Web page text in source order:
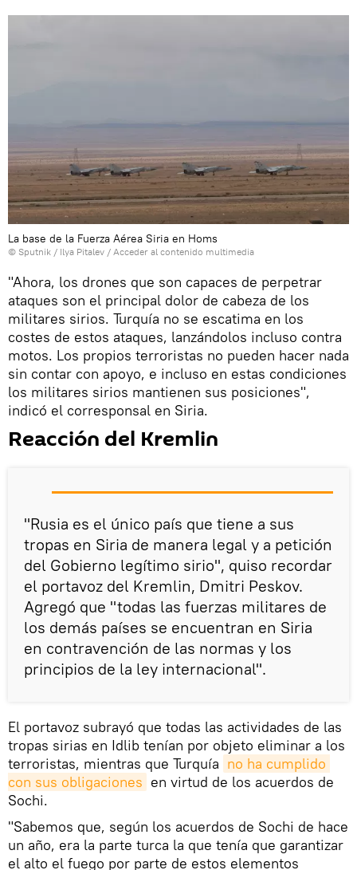
La base de la Fuerza Aérea Siria en Homs
© Sputnik / Ilya Pitalev / Acceder al contenido multimedia
"Ahora, los drones que son capaces de perpetrar
ataques son el principal dolor de cabeza de los
militares sirios. Turquía no se escatima en los
costes de estos ataques, lanzándolos incluso contra
motos. Los propios terroristas no pueden hacer nada
sin contar con apoyo, e incluso en estas condiciones
los militares sirios mantienen sus posiciones",
indicó el corresponsal en Siria.
Reacción del Kremlin
"Rusia es el único país que tiene a sus
tropas en Siria de manera legal y a petición
del Gobierno legítimo sirio", quiso recordar
el portavoz del Kremlin, Dmitri Peskov.
Agregó que "todas las fuerzas militares de
los demás países se encuentran en Siria
en contravención de las normas y los
principios de la ley internacional".
El portavoz subrayó que todas las actividades de las
tropas sirias en Idlib tenían por objeto eliminar a los
terroristas, mientras que Turquía no ha cumplido
con sus obligaciones en virtud de los acuerdos de
Sochi.
"Sabemos que, según los acuerdos de Sochi de hace
un año, era la parte turca la que tenía que garantizar
el alto el fuego por parte de estos elementos